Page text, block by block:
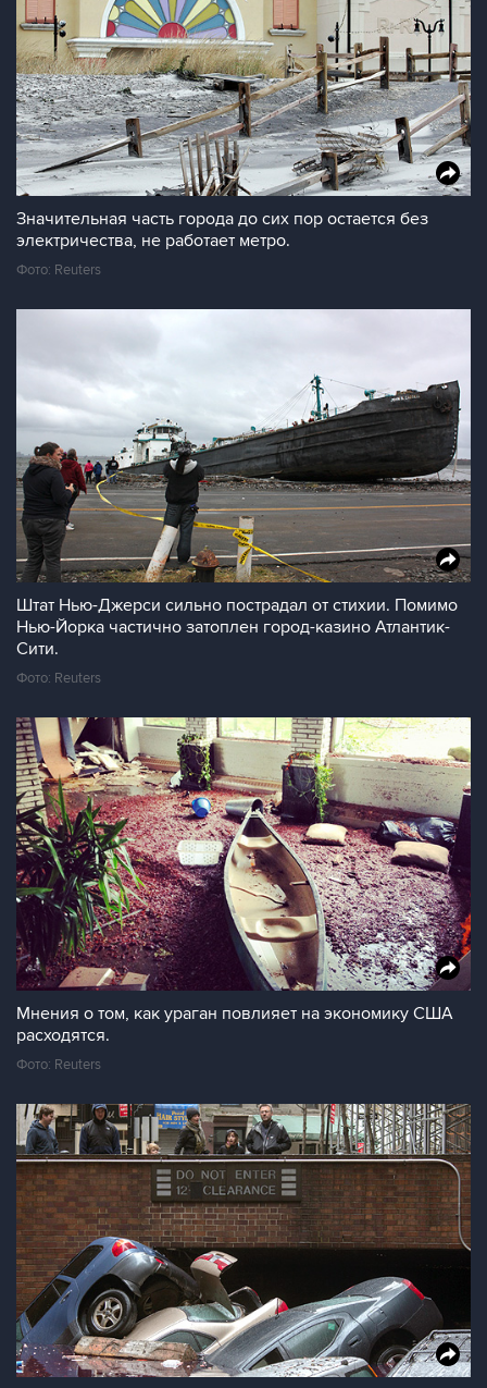
Значительная часть города до сих пор остается без
электричества, не работает метро.
Фото: Reuters
Штат Нью-Джерси сильно пострадал от стихии. Помимо
Нью-Йорка частично затоплен город-казино Атлантик-
Сити.
Фото: Reuters
Мнения о том, как ураган повлияет на экономику США
расходятся.
Фото: Reuters